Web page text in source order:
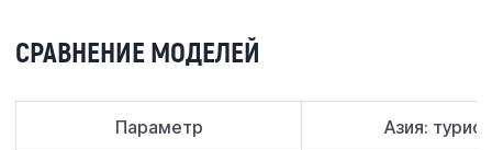
СРАВНЕНИЕ МОДЕЛЕЙ
Параметр Азия: